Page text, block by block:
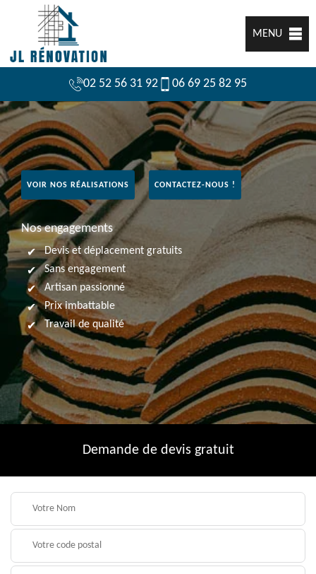
MENU
02 52 56 31 92 06 69 25 82 95
VOIR NOS RÉALISATIONS CONTACTEZ-NOUS !
Nos engagements
Devis et déplacement gratuits
Sans engagement
Artisan passionné
Prix imbattable
Travail de qualité
Demande de devis gratuit